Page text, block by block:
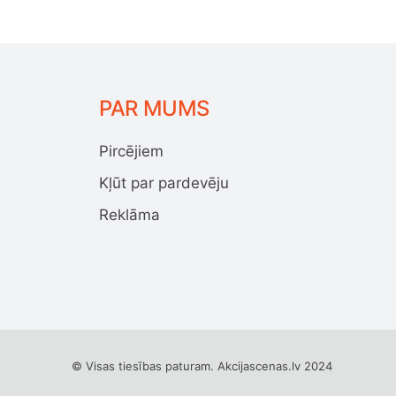
PAR MUMS
Pircējiem
Kļūt par pardevēju
Reklāma
© Visas tiesības paturam. Akcijascenas.lv 2024